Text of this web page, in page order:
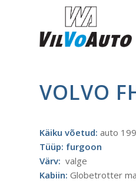
VOLVO
Käiku võetud: auto
Tüüp: furgoon
Värv: valge
Kabiin: Globetrotter